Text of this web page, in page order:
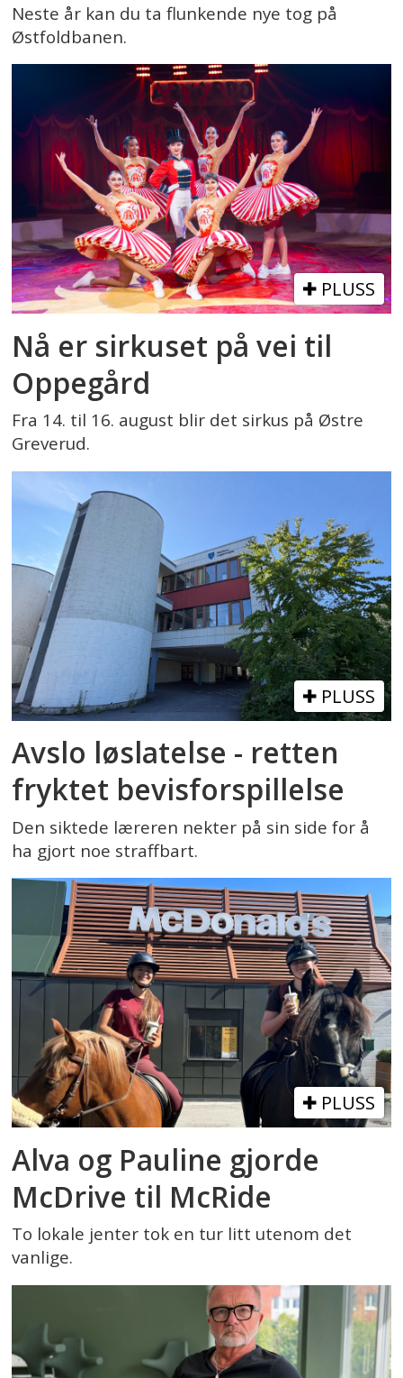
Neste år kan du ta flunkende nye tog på
Østfoldbanen.
PLUSS
Nå er sirkuset på vei til
Oppegård
Fra 14. til 16. august blir det sirkus på Østre
Greverud.
PLUSS
Avslo løslatelse - retten
fryktet bevisforspillelse
Den siktede læreren nekter på sin side for å
ha gjort noe straffbart.
PLUSS
Alva og Pauline gjorde
McDrive til McRide
To lokale jenter tok en tur litt utenom det
vanlige.